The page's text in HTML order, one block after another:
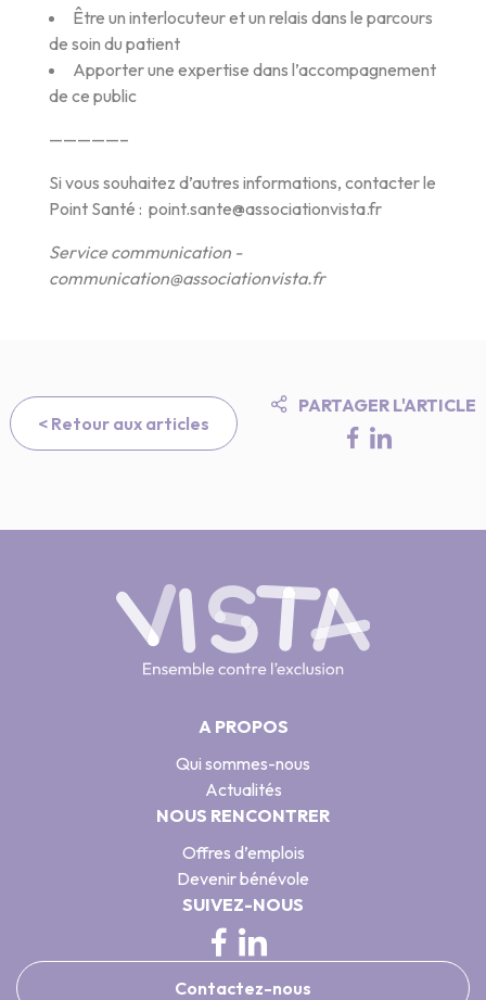
Être un interlocuteur et un relais dans le parcours
de soin du patient
Apporter une expertise dans l’accompagnement
de ce public
—————–
Si vous souhaitez d’autres informations, contacter le
Point Santé : point.sante@associationvista.fr
Service communication -
communication@associationvista.fr
< Retour aux articles
PARTAGER L'ARTICLE
A PROPOS
Qui sommes-nous
Actualités
NOUS RENCONTRER
Offres d’emplois
Devenir bénévole
SUIVEZ-NOUS
Contactez-nous